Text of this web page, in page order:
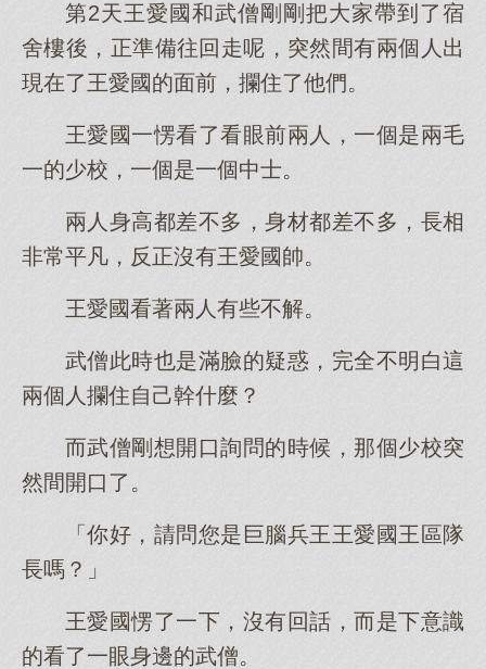
第2天王愛國和武僧剛剛把大家帶到了宿
舍樓後，正準備往回走呢，突然間有兩個人出
現在了王愛國的面前，攔住了他們。
王愛國一愣看了看眼前兩人，一個是兩毛
一的少校，一個是一個中士。
兩人身高都差不多，身材都差不多，長相
非常平凡，反正沒有王愛國帥。
王愛國看著兩人有些不解。
武僧此時也是滿臉的疑惑，完全不明白這
兩個人攔住自己幹什麼？
而武僧剛想開口詢問的時候，那個少校突
然間開口了。
「你好，請問您是巨腦兵王王愛國王區隊
長嗎？」
王愛國愣了一下，沒有回話，而是下意識
的看了一眼身邊的武僧。